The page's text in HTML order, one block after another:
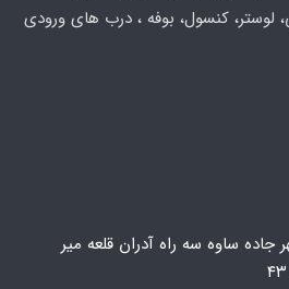
لوستر، کنسول، بوفه ، درب های ورودی
جاده ساوه سه راه آدران قلعه میر